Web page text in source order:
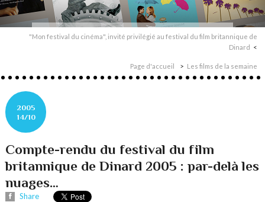
"Mon festival du cinéma", invité privilégié au festival du film britannique de
Dinard
Page d'accueil Les films de la semaine
2005
14/10
Compte-rendu du festival du film
britannique de Dinard 2005 : par-delà les
nuages…
Share